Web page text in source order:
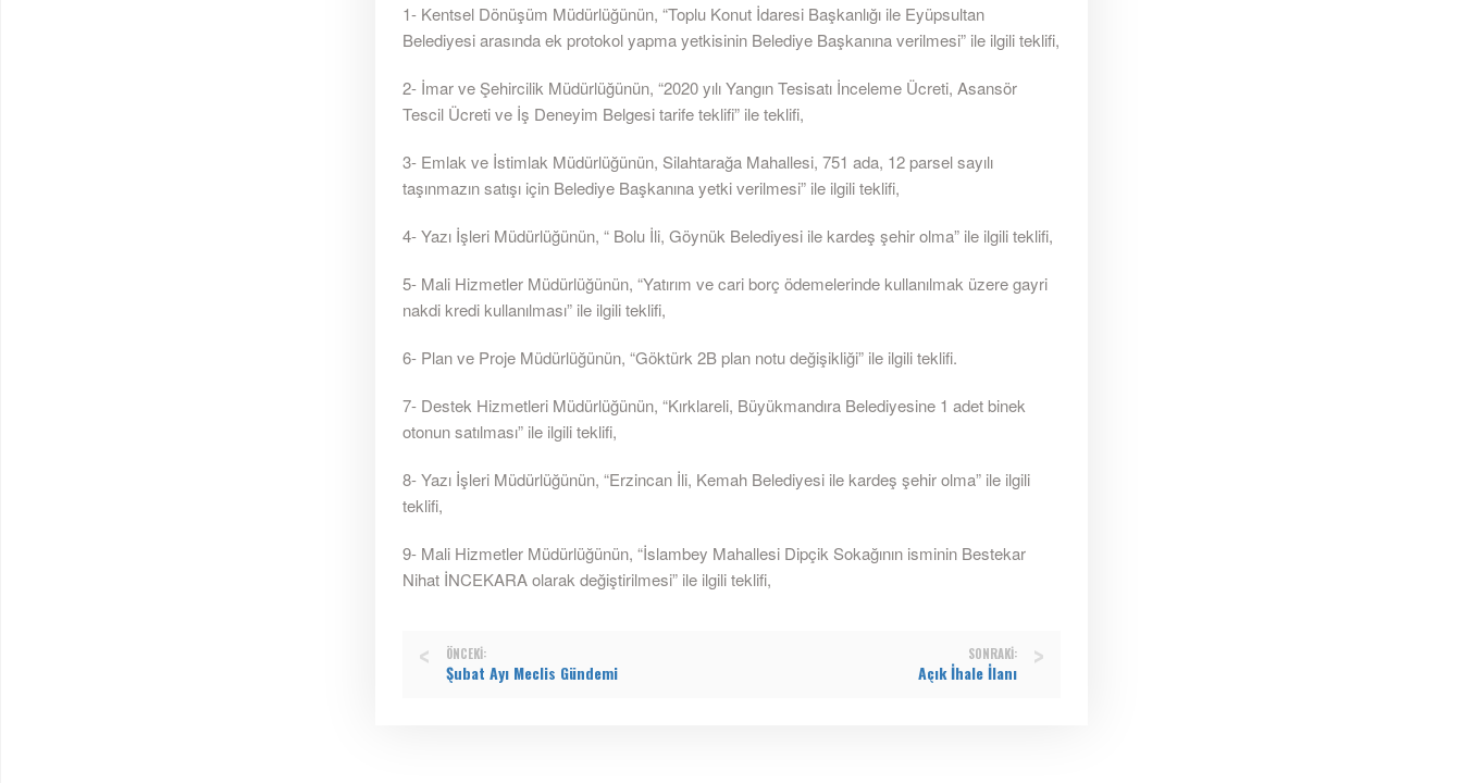
1- Kentsel Dönüşüm Müdürlüğünün, “Toplu Konut İdaresi Başkanlığı ile Eyüpsultan
Belediyesi arasında ek protokol yapma yetkisinin Belediye Başkanına verilmesi” ile ilgili teklifi,
2- İmar ve Şehircilik Müdürlüğünün, “2020 yılı Yangın Tesisatı İnceleme Ücreti, Asansör
Tescil Ücreti ve İş Deneyim Belgesi tarife teklifi” ile teklifi,
3- Emlak ve İstimlak Müdürlüğünün, Silahtarağa Mahallesi, 751 ada, 12 parsel sayılı
taşınmazın satışı için Belediye Başkanına yetki verilmesi” ile ilgili teklifi,
4- Yazı İşleri Müdürlüğünün, “ Bolu İli, Göynük Belediyesi ile kardeş şehir olma” ile ilgili teklifi,
5- Mali Hizmetler Müdürlüğünün, “Yatırım ve cari borç ödemelerinde kullanılmak üzere gayri
nakdi kredi kullanılması” ile ilgili teklifi,
6- Plan ve Proje Müdürlüğünün, “Göktürk 2B plan notu değişikliği” ile ilgili teklifi.
7- Destek Hizmetleri Müdürlüğünün, “Kırklareli, Büyükmandıra Belediyesine 1 adet binek
otonun satılması” ile ilgili teklifi,
8- Yazı İşleri Müdürlüğünün, “Erzincan İli, Kemah Belediyesi ile kardeş şehir olma” ile ilgili
teklifi,
9- Mali Hizmetler Müdürlüğünün, “İslambey Mahallesi Dipçik Sokağının isminin Bestekar
Nihat İNCEKARA olarak değiştirilmesi” ile ilgili teklifi,
ÖNCEKI:
Şubat Ayı Meclis Gündemi
SONRAKI:
Açık İhale İlanı